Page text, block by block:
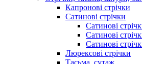
Капронові стрічки
Сатинові стрічки
Сатинові
Сатинові
Сатинові
Люрексові стрічки
Тасьма, сутаж